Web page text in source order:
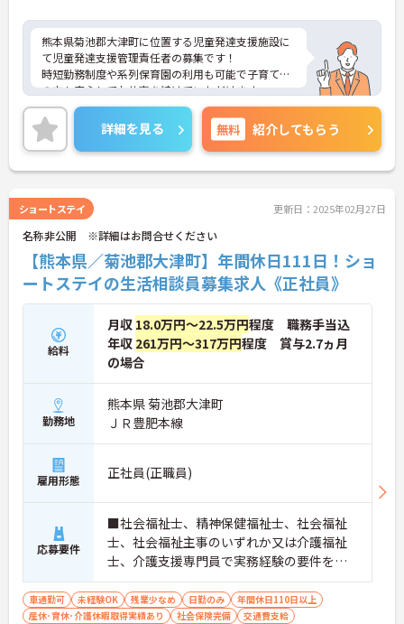
熊本県菊池郡大津町に位置する児童発達支援施設に
て児童発達支援管理責任者の募集です！
時短勤務制度や系列保育園の利用も可能で子育て中
の方も安心してお仕事を続けていただけます。
ご興味ある方には、面接対策ポイントなど、さらに
詳細をお話しいたしますのでお気軽にご相談くださ
い！
詳細を見る 無料 紹介してもらう
ショートステイ 更新日：2025年02月27日
名称非公開 ※詳細はお問合せください
【熊本県／菊池郡大津町】年間休日111日！ショ
ートステイの生活相談員募集求人《正社員》
給料
月収 18.0万円～22.5万円程度 職務手当込
年収 261万円～317万円程度 賞与2.7ヵ月
の場合
勤務地
熊本県 菊池郡大津町
ＪＲ豊肥本線
雇用形態 正社員(正職員)
応募要件
■社会福祉士、精神保健福祉士、社会福祉
士、社会福祉主事のいずれか又は介護福祉
士、介護支援専門員で実務経験の要件を満
たす方 ■経験不問 ■普通自動車運転免許
（AT限定可）
車通勤可 未経験OK 残業少なめ 日勤のみ
年間休日110日以上
産休･育休･介護休暇取得実績あり
社会保険完備 交通費支給